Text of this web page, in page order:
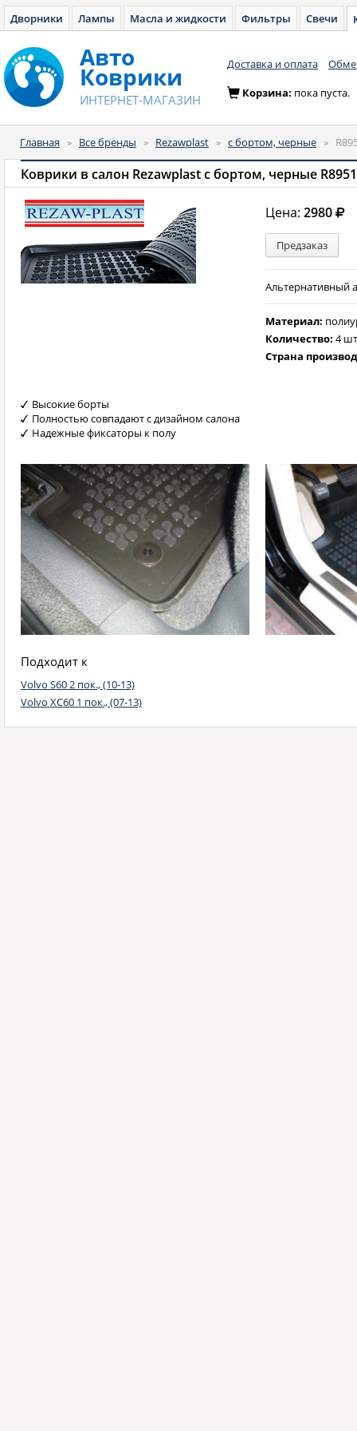
Дворники Лампы Масла и жидкости Фильтры Свечи
Авто
Коврики
ИНТЕРНЕТ-МАГАЗИН
Доставка и оплата
Корзина: пока пуста.
Главная » Все бренды » Rezawplast » с бортом, черные »
Коврики в салон Rezawplast с бортом, черные
Цена:2980
Предзаказ
Альтернативный
Материал:
Количество:4
Страна
Высокие борты
Полностью совпадают с дизайном салона
Надежные фиксаторы к полу
Подходит к
Volvo S60 2 пок., (10-13)
Volvo XC60 1 пок., (07-13)